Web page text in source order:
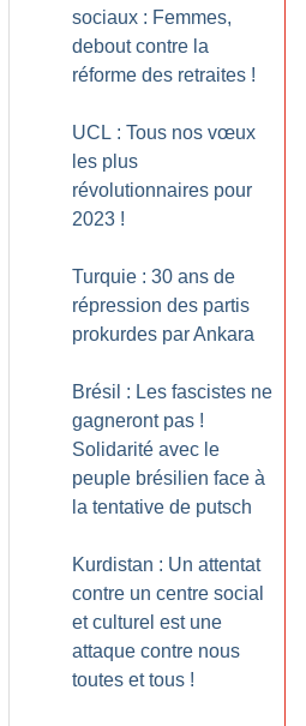
sociaux : Femmes,
debout contre la
réforme des retraites !
UCL : Tous nos vœux
les plus
révolutionnaires pour
2023 !
Turquie : 30 ans de
répression des partis
prokurdes par Ankara
Brésil : Les fascistes ne
gagneront pas !
Solidarité avec le
peuple brésilien face à
la tentative de putsch
Kurdistan : Un attentat
contre un centre social
et culturel est une
attaque contre nous
toutes et tous !